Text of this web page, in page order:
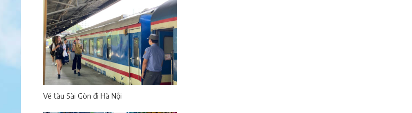
Vé tàu Sài Gòn đi Hà Nội